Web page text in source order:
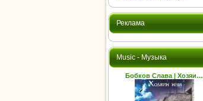
Реклама
Music - Музыка
Бобков Слава | Хозяи…